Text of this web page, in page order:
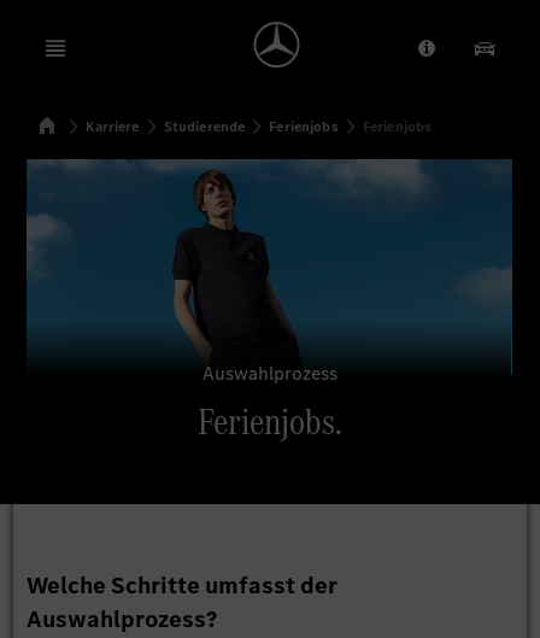
Open menu Anbieter/
SuchenStartseite
Karriere Studierende Ferienjobs Ferienjobs
Auswahlprozess
Ferienjobs.
Welche Schritte umfasst der
Auswahlprozess?